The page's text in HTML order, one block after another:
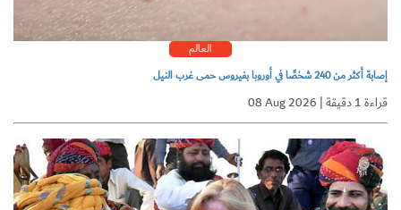
العالم
إصابة أكثر من 240 شخصًا في أوروبا بفيروس حمى غرب النيل
08 Aug 2026 | قراءة 1 دقيقة